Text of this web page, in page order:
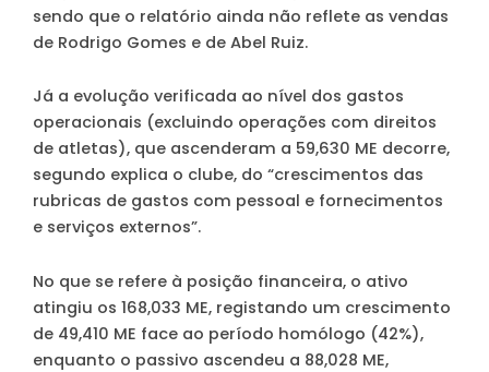
sendo que o relatório ainda não reflete as vendas
de Rodrigo Gomes e de Abel Ruiz.
Já a evolução verificada ao nível dos gastos
operacionais (excluindo operações com direitos
de atletas), que ascenderam a 59,630 ME decorre,
segundo explica o clube, do “crescimentos das
rubricas de gastos com pessoal e fornecimentos
e serviços externos”.
No que se refere à posição financeira, o ativo
atingiu os 168,033 ME, registando um crescimento
de 49,410 ME face ao período homólogo (42%),
enquanto o passivo ascendeu a 88,028 ME,